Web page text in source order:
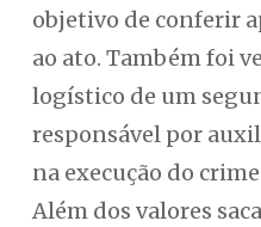
objetivo de conferir
ao ato. Também foi
logístico de um
responsável por
na execução do
Além dos valores